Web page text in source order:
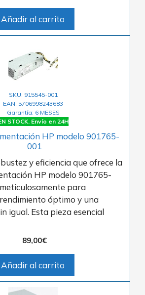
Añadir al carrito
SKU: 915545-001
EAN: 5706998243683
Garantía: 6 MESES
STOCK. Envío en 24H
HP modelo 901765-
001
y eficiencia que ofrece la
HP modelo 901765-
para
óptimo y una
igual. Esta pieza esencial
89,00€
Añadir al carrito